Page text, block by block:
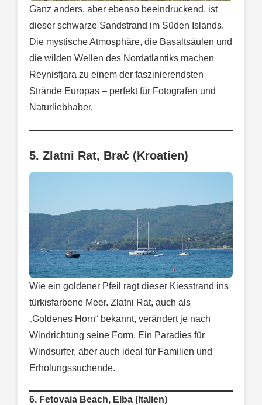
Ganz anders, aber ebenso beeindruckend, ist
dieser schwarze Sandstrand im Süden Islands.
Die mystische Atmosphäre, die Basaltsäulen und
die wilden Wellen des Nordatlantiks machen
Reynisfjara zu einem der faszinierendsten
Strände Europas – perfekt für Fotografen und
Naturliebhaber.
5. Zlatni Rat, Brač (Kroatien)
Wie ein goldener Pfeil ragt dieser Kiesstrand ins
türkisfarbene Meer. Zlatni Rat, auch als
„Goldenes Horn“ bekannt, verändert je nach
Windrichtung seine Form. Ein Paradies für
Windsurfer, aber auch ideal für Familien und
Erholungssuchende.
6. Fetovaia Beach, Elba (Italien)